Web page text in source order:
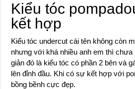
Kiểu tóc
kết hợp
Kiểu tóc undercut cái tên không còn
nhưng với khá nhiều anh em thì
giản đó là kiểu tóc có phần 2 bên và
lên đỉnh đầu. Khi có sự kết hợp với
bồng bềnh cực đẹp.